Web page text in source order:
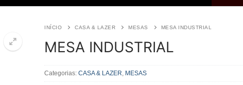
INÍCIO CASA & LAZER MESAS MESA INDUSTRIAL
MESA INDUSTRIAL
Categorias: CASA & LAZER MESAS